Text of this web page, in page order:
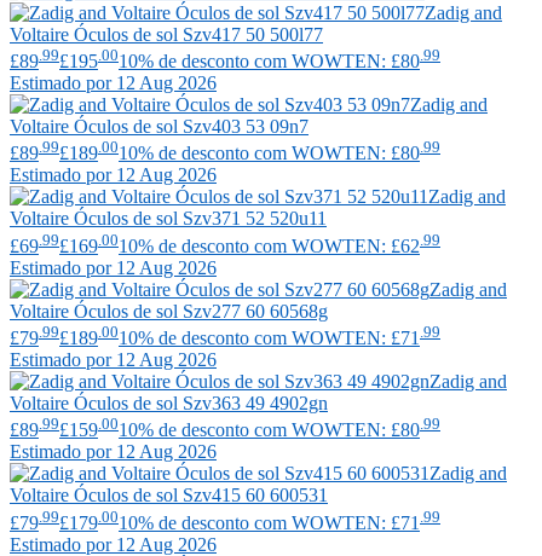
Zadig and
Voltaire Óculos de sol Szv417 50 500l77
£89 .99£195 .0010% de desconto com WOWTEN: £80 .99
Estimado por 12 Aug 2026
Zadig and
Voltaire Óculos de sol Szv403 53 09n7
£89.99£189.0010% de desconto com WOWTEN: £80.99
Estimado por 12 Aug 2026
Zadig and
Voltaire Óculos de sol Szv371 52 520u11
£69 .99£169 .0010% de desconto com WOWTEN: £62 .99
Estimado por 12 Aug 2026
Zadig and
Voltaire Óculos de sol Szv277 60 60568g
£79 .99£189 .0010% de desconto com WOWTEN: £71 .99
Estimado por 12 Aug 2026
Zadig and
Voltaire Óculos de sol Szv363 49 4902gn
£89.99£159.0010% de desconto com WOWTEN: £80.99
Estimado por 12 Aug 2026
Zadig and
Voltaire Óculos de sol Szv415 60 600531
£79 .99£179 .0010% de desconto com WOWTEN: £71 .99
Estimado por 12 Aug 2026